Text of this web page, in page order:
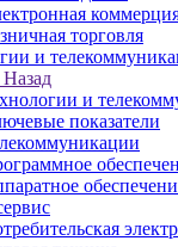
торговля
и
Назад
и
показатели